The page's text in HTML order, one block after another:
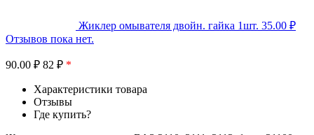
Жиклер омывателя двойн. гайка 1шт. 35.00 ₽
Отзывов пока нет.
90.00 ₽ 82 ₽ *
Характеристики товара
Отзывы
Где купить?